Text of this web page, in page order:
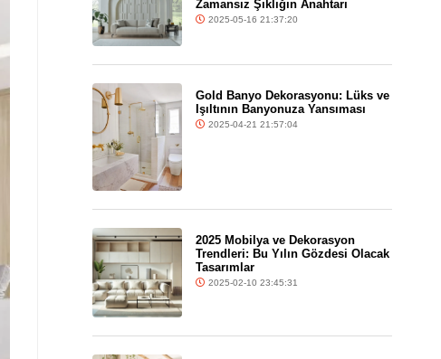
Zamansız Şıklığın Anahtarı
2025-05-16 21:37:20
Gold Banyo Dekorasyonu: Lüks ve
Işıltının Banyonuza Yansıması
2025-04-21 21:57:04
2025 Mobilya ve Dekorasyon
Trendleri: Bu Yılın Gözdesi Olacak
Tasarımlar
2025-02-10 23:45:31